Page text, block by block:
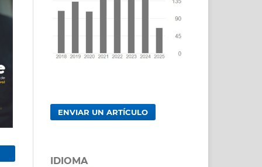
ENVIAR UN ARTÍCULO
IDIOMA